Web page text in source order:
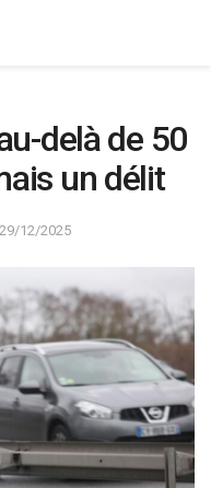
delà de 50
un délit
29/12/2025